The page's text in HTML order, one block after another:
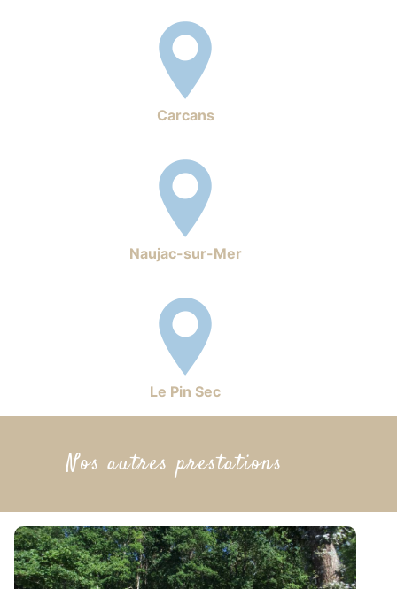
Carcans
Naujac-sur-Mer
Le Pin Sec
Nos autres prestations